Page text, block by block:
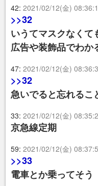
42: 2021/02/12(金)
>>32
いうてマスクなくて
広告や装飾品でわか
47: 2021/02/12(金)
>>32
急いでると忘れるこ
33: 2021/02/12(金)
京急線定期
59: 2021/02/12(金)
>>33
電車とか乗ってそう